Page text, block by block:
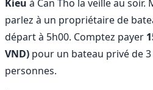
Kieu à Can Tho la veille au
parlez à un propriétaire de
départ à 5h00. Comptez payer
VND) pour un bateau privé de
personnes.